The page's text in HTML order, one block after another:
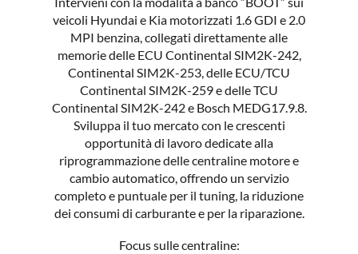
veicoli Hyundai e Kia motorizzati 1.6 GDI e 2.0
MPI benzina, collegati direttamente alle
memorie delle ECU Continental SIM2K-242,
Continental SIM2K-253, delle ECU/TCU
Continental SIM2K-259 e delle TCU
Continental SIM2K-242 e Bosch MEDG17.9.8.
Sviluppa il tuo mercato con le crescenti
opportunità di lavoro dedicate alla
riprogrammazione delle centraline motore e
cambio automatico, offrendo un servizio
completo e puntuale per il tuning, la riduzione
dei consumi di carburante e per la riparazione.
Focus sulle centraline: